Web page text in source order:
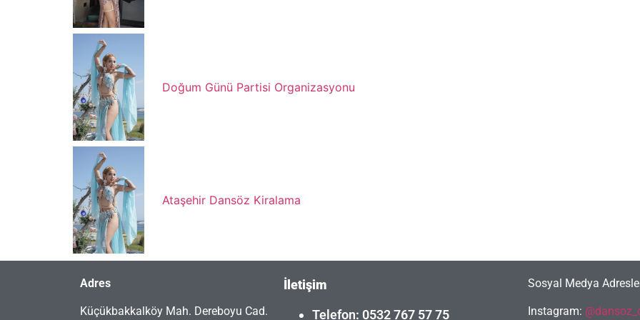
Doğum Günü Partisi Organizasyonu
Ataşehir Dansöz Kiralama
Adres
Küçükbakkalköy Mah. Dereboyu Cad.
İletişim
Telefon: 0532 767 57 75
Sosyal Medya
Instagram: